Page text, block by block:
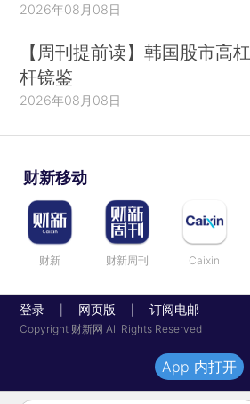
2026年08月08日
【周刊提前读】韩国股市高杠
杆镜鉴
2026年08月08日
财新移动
财新 财新周刊 Caixin
登录 网页版 订阅电邮
Copyright 财新网 All Rights Reserved
App 内打开